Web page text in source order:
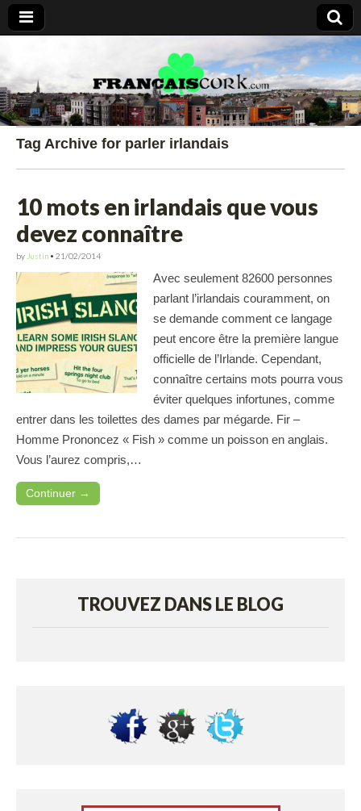
Francais Cork
Tag Archive for parler irlandais
10 mots en irlandais que vous
devez connaître
by Justin • 21/02/2014
Avec seulement 82600 personnes
parlant l’irlandais couramment, on
se demande comment ce langage
peut encore être la première langue
officielle de l’Irlande. Cependant,
connaître certains mots pourra vous
éviter quelques infortunes, comme
entrer dans les toilettes des dames par mégarde. Fir –
Homme Prononcez « Fish » comme un poisson en anglais.
Vous l’aurez compris,…
Continuer →
TROUVEZ DANS LE BLOG